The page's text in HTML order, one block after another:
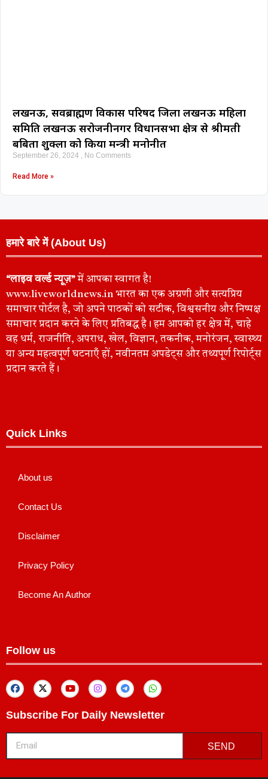
लखनऊ, सर्वब्राह्मण विकास परिषद जिला लखनऊ महिला
समिति लखनऊ सरोजनीनगर विधानसभा क्षेत्र से श्रीमती
बबिता शुक्ला को किया मन्त्री मनोनीत
September 26, 2024 No Comments
Read More »
हमारे बारे में (About Us)
“लाइव वर्ल्ड न्यूज़”में आपका स्वागत है!
www.liveworldnews.in भारत का एक अग्रणी और सत्यप्रिय
समाचार पोर्टल है, जो अपने पाठकों को सटीक, विश्वसनीय और निष्पक्ष
समाचार प्रदान करने के लिए प्रतिबद्ध है। हम आपको हर क्षेत्र में, चाहे
वह धर्म, राजनीति, अपराध, खेल, विज्ञान, तकनीक, मनोरंजन, स्वास्थ्य
या अन्य महत्वपूर्ण घटनाएँ हों, नवीनतम अपडेट्स और तथ्यपूर्ण रिपोर्ट्स
प्रदान करते हैं।
Quick Links
About us
Contact Us
Disclaimer
Privacy Policy
Become An Author
Follow us
Subscribe For Daily Newsletter
SEND